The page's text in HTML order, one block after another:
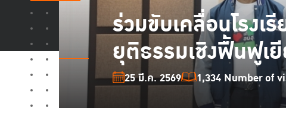
ร่วมขับเคลื่อนโรง
ยุติธรรมเชิงฟื้นฟูเ
25 มี.ค. 2569 1,334 Number of